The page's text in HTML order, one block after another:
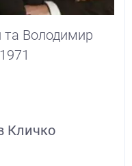
та Володимир
Кличко